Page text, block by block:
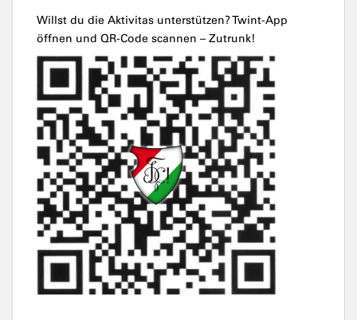
Willst du die Aktivitas unterstützen? Twint-App
öffnen und QR-Code scannen – Zutrunk!